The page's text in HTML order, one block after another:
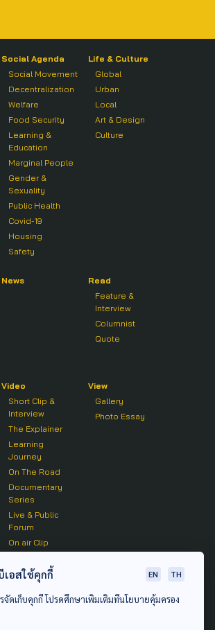
Social Agenda
Social Movement
Decentralization
Welfare
Food Security
Learning &
Education
Marginal People
Gender &
Sexuality
Public Health
Covid-19
Housing
Safety
Life & Culture
Global
Urban
Local
Art & Design
Culture
News
Read
Feature &
Interview
Columnist
Quote
Video
Short Clip &
Interview
The Explainer
Learning
Journey
On The Road
Documentary
Series
Live & Public
Forum
On air Clip
View
Gallery
Photo Essay
อสใช้คุกกี้ EN TH
จัดเก็บคุกกี้ โปรดศึกษาเพิ่มเติมที่นโยบายคุ้มครอง